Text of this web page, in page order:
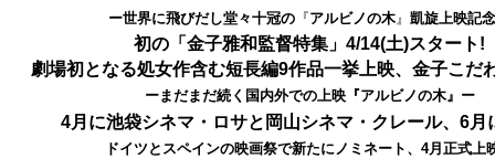
ー世界に飛びだし堂々十冠の 『アルビノの木』 凱旋上映記
初の「金子雅和監督特集」4/14(土)スタート!
劇場初となる処女作含む短長編9作品一挙上映、金子こだ
ーまだまだ続く国内外での上映『 アルビノの木』ー
4月に池袋シネマ・ロサと岡山シネマ・クレール、6月
ドイツとスペインの映画祭で新たにノミネート、4月正式上